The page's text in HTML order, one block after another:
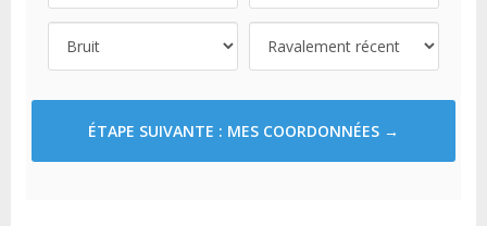
ÉTAPE SUIVANTE : MES COORDONNÉES →